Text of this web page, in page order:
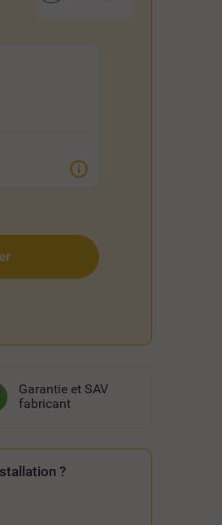
Garantie et SAV
fabricant
?